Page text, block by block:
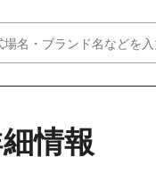
情報